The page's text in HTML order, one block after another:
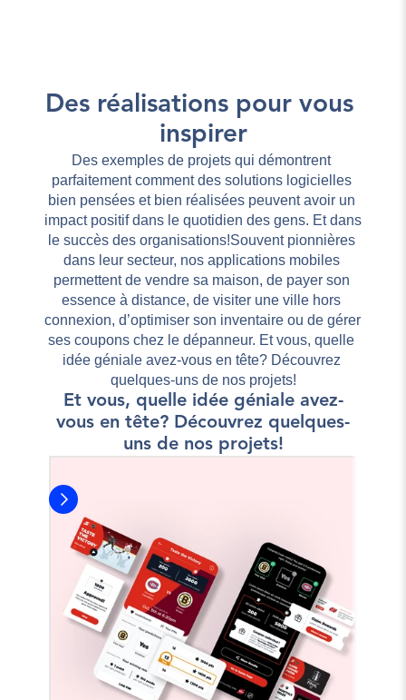
Des réalisations pour vous
inspirer
Des exemples de projets qui démontrent
parfaitement comment des solutions logicielles
bien pensées et bien réalisées peuvent avoir un
impact positif dans le quotidien des gens. Et dans
le succès des organisations!Souvent pionnières
dans leur secteur, nos applications mobiles
permettent de vendre sa maison, de payer son
essence à distance, de visiter une ville hors
connexion, d’optimiser son inventaire ou de gérer
ses coupons chez le dépanneur. Et vous, quelle
idée géniale avez-vous en tête? Découvrez
quelques-uns de nos projets!
Et vous, quelle idée géniale avez-
vous en tête? Découvrez quelques-
uns de nos projets!